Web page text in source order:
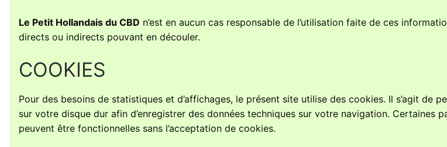
Le Petit Hollandais du CBD n’est en aucun cas responsable de l’utilisation faite de ces
directs ou indirects pouvant en découler.
COOKIES
Pour des besoins de statistiques et d’affichages, le présent site utilise des cookies. Il s’agit de
sur votre disque dur afin d’enregistrer des données techniques sur votre navigation. Certaines
peuvent être fonctionnelles sans l’acceptation de cookies.